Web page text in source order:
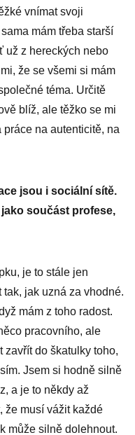
vnímat svoji
mám třeba starší
už z hereckých nebo
že se všemi si mám
téma. Určitě
blíž, ale těžko se mi
na autenticitě, na
jsou i sociální sítě.
součást profese,
je to stále jen
jak uzná za vhodné.
mám z toho radost.
pracovního, ale
zavřít do škatulky toho,
Jsem si hodně silně
a je to někdy až
že musí vážit každé
může silně dolehnout.